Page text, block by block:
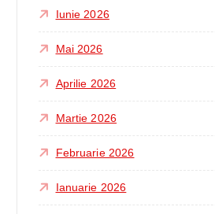
Iunie 2026
Mai 2026
Aprilie 2026
Martie 2026
Februarie 2026
Ianuarie 2026